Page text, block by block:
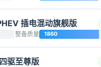
插电混动旗舰版
整备质量 1860
驱至尊版